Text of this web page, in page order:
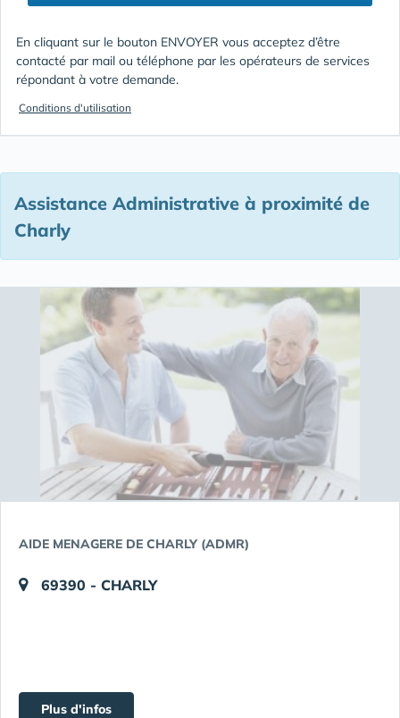
En cliquant sur le bouton ENVOYER vous acceptez d’être
contacté par mail ou téléphone par les opérateurs de services
répondant à votre demande.
Conditions d'utilisation
Assistance Administrative à proximité de
Charly
AIDE MENAGERE DE CHARLY (ADMR)
69390 - CHARLY
Plus d'infos